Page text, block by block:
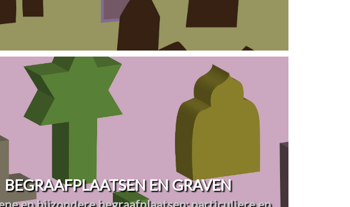
BEGRAAFPLAATSEN EN GRAVEN
en bijzondere begraafplaatsen; particuliere en